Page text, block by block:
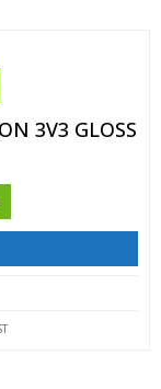
3V3 GLOSS